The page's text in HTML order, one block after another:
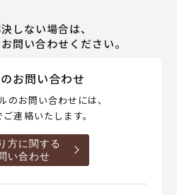
しない場合は、
問い合わせください。
お問い合わせ
のお問い合わせには、
連絡いたします。
方に関する
い合わせ